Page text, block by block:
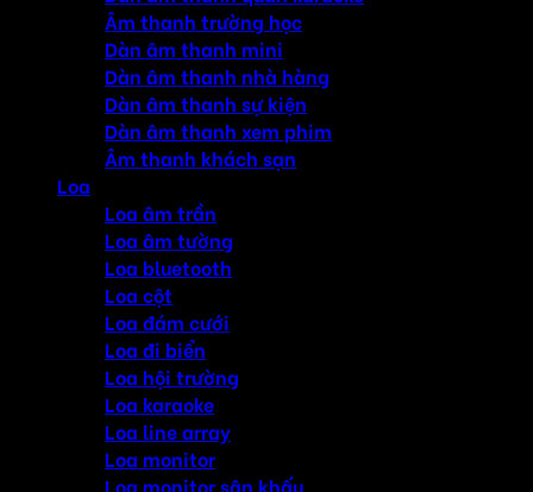
Âm thanh trường học
Dàn âm thanh mini
Dàn âm thanh nhà hàng
Dàn âm thanh sự kiện
Dàn âm thanh xem phim
Âm thanh khách sạn
Loa
Loa âm trần
Loa âm tường
Loa bluetooth
Loa cột
Loa đám cưới
Loa đi biển
Loa hội trường
Loa karaoke
Loa line array
Loa monitor
Loa monitor sân khấu